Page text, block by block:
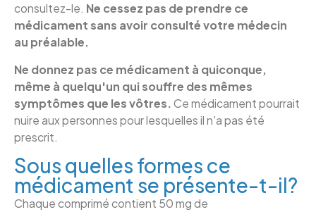
consultez-le. Ne cessez pas de prendre ce
médicament sans avoir consulté votre médecin
au préalable.
Ne donnez pas ce médicament à quiconque,
même à quelqu'un qui souffre des mêmes
symptômes que les vôtres. Ce médicament pourrait
nuire aux personnes pour lesquelles il n'a pas été
prescrit.
Sous quelles formes ce
médicament se présente-t-il?
Chaque comprimé contient 50 mg de